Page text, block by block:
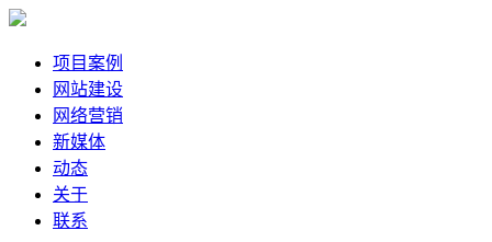
项目案例
网站建设
网络营销
新媒体
动态
关于
联系